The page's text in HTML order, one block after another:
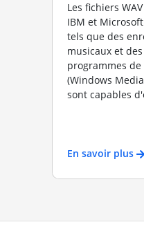
Les fichiers
IBM et
tels que des
musicaux et
programmes
(Windows
sont capables
En savoir plus